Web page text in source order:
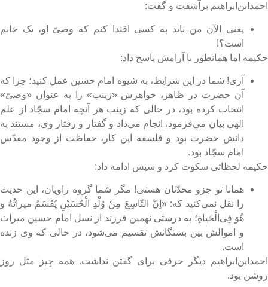
برآشفت و گفت:
یعنی الآن من باید به کسی اقتدا کنم که وصیّ او، یک خانم
است؟!
اما همانطور با آرامش پاسخ داد:
آری! شما در این شرایط، به شیوه امام حسین عمل کنید؛ چرا که
آن حضرت در ظاهر، خواهرش «زینب» را به عنوان «وصیّ»
انتخاب کرده بود، در حالی که زینب هر آنچه امام سجّاد از علم
الهی بیان می‌فرمود، انجام می‌داد و گفتار و رفتار وی، مستند به
دانش حضرت بود و فلسفه این کار، حفاظت از وجود مقدّس
امام سجّاد بود.
لحظاتی سکوت کرد و سپس ادامه داد:
همانا تو جزو محدّثان هستی! مگر شما گروه راویان، این حدیث
را نقل نمی‌کنید که: «اِنَّ التّاسِعَ مِنْ وُلْدِ الْحُسَیْنِ یُقْسَمُ میراثُهُ وَ
هُوَ فِی‌الْحَیاةِ؛ به درستی نهمین فرزند از نسل امام حسین میراث
و اموالش بین بستگانش تقسیم می‌شود، در حالی که وی زنده
است.
دیگر حرفی برای گفتن نداشت. همه چیز مثل روز
بود.